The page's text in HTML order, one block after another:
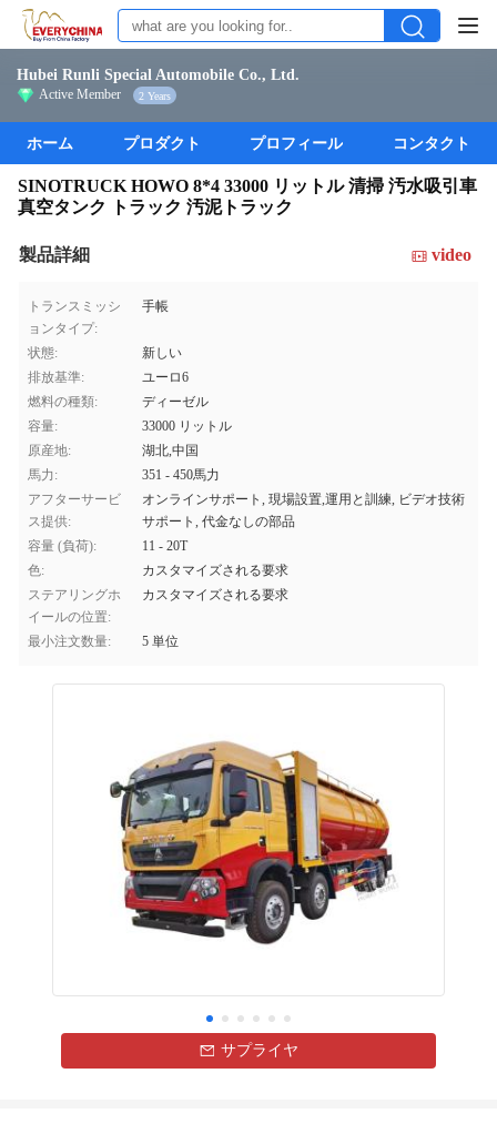
Hubei Runli Special Automobile Co., Ltd.
Active Member 2 Years
ホーム プロダクト プロフィール コンタクト
SINOTRUCK HOWO 8*4 33000 リットル 清掃 汚水吸引車
真空タンク トラック 汚泥トラック
製品詳細 video
トランスミッシ
ョンタイプ:
手帳
状態:
新しい
排放基準:
ユーロ6
燃料の種類:
ディーゼル
容量:
33000 リットル
原産地:
湖北,中国
馬力:
351 - 450馬力
アフターサービ
ス提供:
オンラインサポート, 現場設置,運用と訓練, ビデオ技術
サポート, 代金なしの部品
容量 (負荷):
11 - 20T
色:
カスタマイズされる要求
ステアリングホ
イールの位置:
カスタマイズされる要求
最小注文数量: 5 単位
サプライヤ